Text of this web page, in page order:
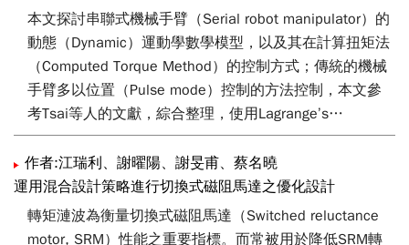
掌控，希望藉由將高剛性多重直驅兩軸主軸頭與直驅馬達
模組技術導入國內CNC加工機廠，建立業界系統整合，引
導國內工具機進入A+高值化應用領域，提升整體製造業產
值，且因產品附加價值提高而增加整體獲利率，在導入國
內龍門工具機之後，促使其升級為高階大型五軸產品。
本文探討串聯式機械手臂（Serial robot manipulator）的
動態（Dynamic）運動學數學模型，以及其在計算扭矩法
（Computed Torque Method）的控制方式；傳統的機械
手臂多以位置（Pulse mode）控制的方法控制，本文參
考Tsai等人的文獻，綜合整理，使用Lagrange’s
equations of motion建立機器手臂之Instantaneous
Kinematics，並使用計算扭矩法設計比例微分控制器（PD
controller）；文末不僅說明如何使用計算扭矩法設計控制
器，也建立了機器手臂的控制方塊圖。
作者:江瑞利、謝曜陽、謝旻甫、蔡名曉
運用混合設計策略進行切換式磁阻馬達之優化設計
轉矩漣波為衡量切換式磁阻馬達（Switched reluctance
motor, SRM）性能之重要指標。而常被用於降低SRM轉